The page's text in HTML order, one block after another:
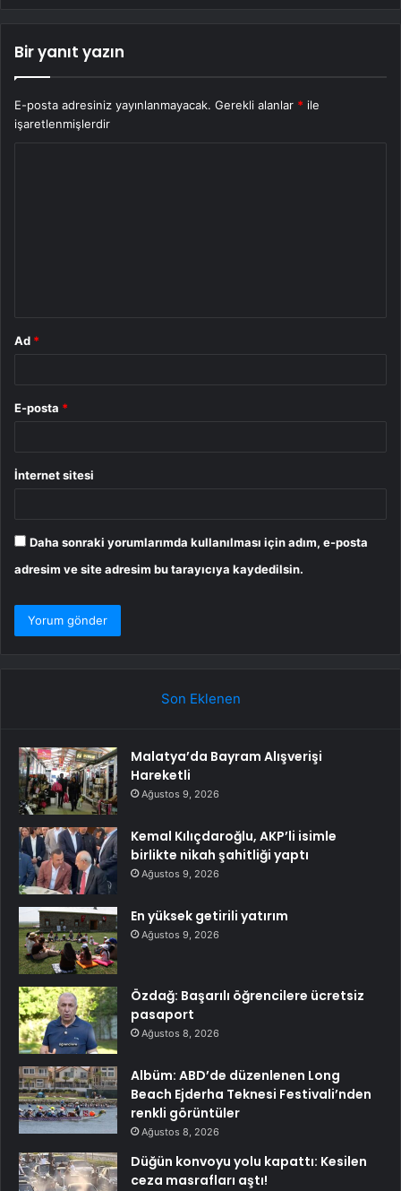
Bir yanıt yazın
E-posta adresiniz yayınlanmayacak. Gerekli alanlar * ile
işaretlenmişlerdir
Ad *
E-posta *
İnternet sitesi
Daha sonraki yorumlarımda kullanılması için adım, e-posta
adresim ve site adresim bu tarayıcıya kaydedilsin.
Son Eklenen
Malatya’da Bayram Alışverişi
Hareketli
Ağustos 9, 2026
Kemal Kılıçdaroğlu, AKP’li isimle
birlikte nikah şahitliği yaptı
Ağustos 9, 2026
En yüksek getirili yatırım
Ağustos 9, 2026
Özdağ: Başarılı öğrencilere ücretsiz
pasaport
Ağustos 8, 2026
Albüm: ABD’de düzenlenen Long
Beach Ejderha Teknesi Festivali’nden
renkli görüntüler
Ağustos 8, 2026
Düğün konvoyu yolu kapattı: Kesilen
ceza masrafları aştı!